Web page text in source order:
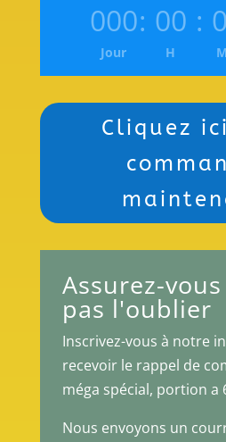
000
Jour
: 00
H
:
Cliquez
Assurez-
pas l'oublier
Inscrivez-vous à notre
recevoir le rappel de
méga spécial, portion a
Nous envoyons un